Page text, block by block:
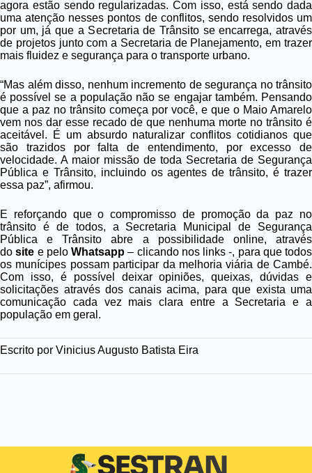
agora estão sendo regularizadas. Com isso, está sendo dada
uma atenção nesses pontos de conflitos, sendo resolvidos um
por um, já que a Secretaria de Trânsito se encarrega, através
de projetos junto com a Secretaria de Planejamento, em trazer
mais fluidez e segurança para o transporte urbano.
“Mas além disso, nenhum incremento de segurança no trânsito
é possível se a população não se engajar também. Pensando
que a paz no trânsito começa por você, e que o Maio Amarelo
vem nos dar esse recado de que nenhuma morte no trânsito é
aceitável. É um absurdo naturalizar conflitos cotidianos que
são trazidos por falta de entendimento, por excesso de
velocidade. A maior missão de toda Secretaria de Segurança
Pública e Trânsito, incluindo os agentes de trânsito, é trazer
essa paz”, afirmou.
E reforçando que o compromisso de promoção da paz no
trânsito é de todos, a Secretaria Municipal de Segurança
Pública e Trânsito abre a possibilidade online, através
dosite e pelo Whatsapp – clicando nos links -, para que todos
os munícipes possam participar da melhoria viária de Cambé.
Com isso, é possível deixar opiniões, queixas, dúvidas e
solicitações através dos canais acima, para que exista uma
comunicação cada vez mais clara entre a Secretaria e a
população em geral.
Escrito por Vinicius Augusto Batista Eira